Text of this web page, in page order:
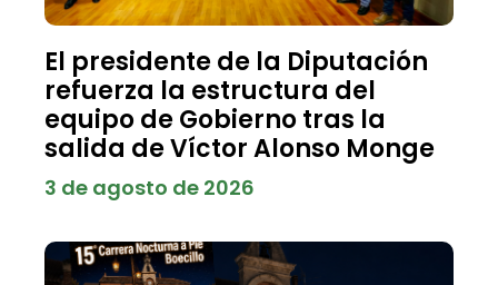
El presidente de la Diputación
refuerza la estructura del
equipo de Gobierno tras la
salida de Víctor Alonso Monge
3 de agosto de 2026